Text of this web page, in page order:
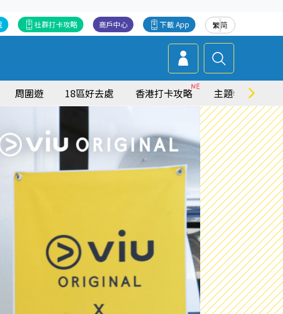
繁简
下載 App
商戶中心
社群打卡攻略
周圍遊 18區好去處 香港打卡攻略 主題特集